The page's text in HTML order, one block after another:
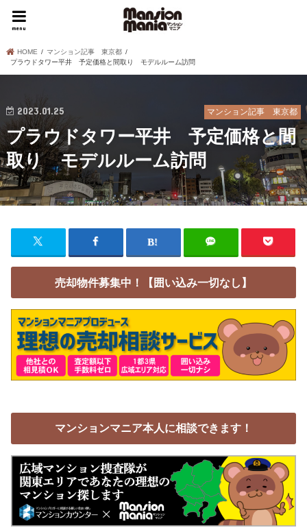
menu
HOME
マンション記事 東京都
プラウドタワー平井 予定価格と間取り モデルルーム訪問
マンション記事 東京都
2023.01.25
プラウドタワー平井 予定価格と間
取り モデルルーム訪問
売却物件募集中！【囲い込み一切なし】
マンションマニア本人に相談できます！